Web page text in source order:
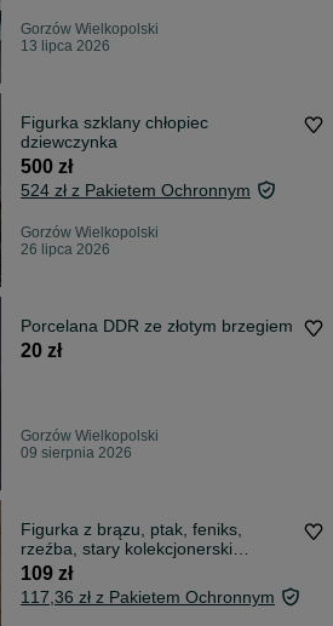
Gorzów Wielkopolski
13 lipca 2026
Figurka szklany chłopiec
dziewczynka
500 zł
524 zł z Pakietem Ochronnym
Gorzów Wielkopolski
26 lipca 2026
Porcelana DDR ze złotym brzegiem
20 zł
Gorzów Wielkopolski
09 sierpnia 2026
Figurka z brązu, ptak, feniks,
rzeźba, stary kolekcjonerski
przedmiot
109 zł
117,36 zł z Pakietem Ochronnym